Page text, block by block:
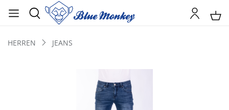
HERREN JEANS